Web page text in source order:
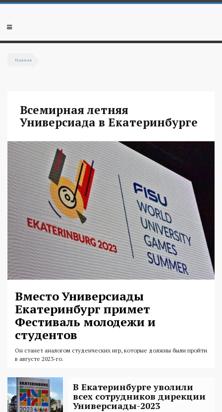
Перейти к основному содержанию
Мобильное
Главная
Всемирная летняя
Универсиада в Екатеринбурге
Вместо Универсиады
Екатеринбург примет
Фестиваль молодежи и
студентов
Он станет аналогом студенческих игр, которые должны были пройти
в августе 2023-го.
В Екатеринбурге уволили
всех сотрудников дирекции
Универсиады-2023